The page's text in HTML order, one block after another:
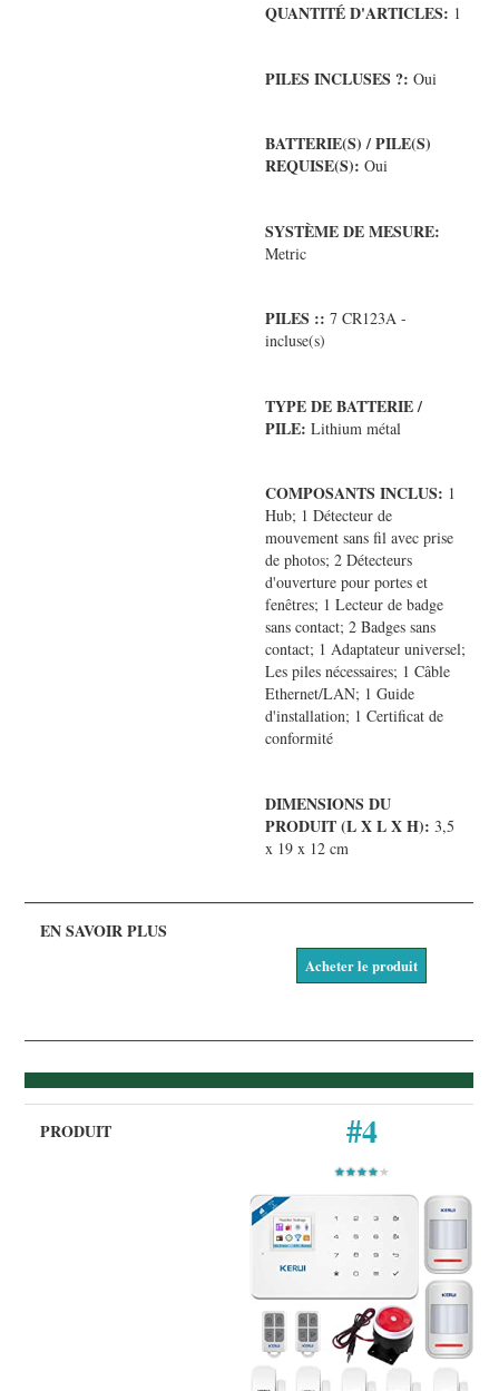
QUANTITÉ D'ARTICLES: 1
PILES INCLUSES ?: Oui
BATTERIE(S) / PILE(S)
REQUISE(S): Oui
SYSTÈME DE MESURE:
Metric
PILES :: 7 CR123A -
incluse(s)
TYPE DE BATTERIE /
PILE: Lithium métal
COMPOSANTS INCLUS: 1
Hub; 1 Détecteur de
mouvement sans fil avec prise
de photos; 2 Détecteurs
d'ouverture pour portes et
fenêtres; 1 Lecteur de badge
sans contact; 2 Badges sans
contact; 1 Adaptateur universel;
Les piles nécessaires; 1 Câble
Ethernet/LAN; 1 Guide
d'installation; 1 Certificat de
conformité
DIMENSIONS DU
PRODUIT (L X L X H): 3,5
x 19 x 12 cm
Acheter le produit
#4
★★★★★